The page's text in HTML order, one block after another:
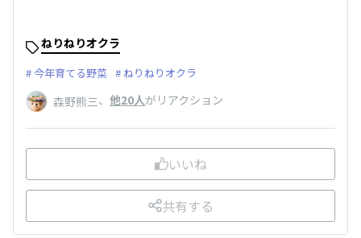
ねりねりオクラ
今年育てる野菜 ねりねりオクラ
森野熊三、 他20人がリアクション
いいね
共有する